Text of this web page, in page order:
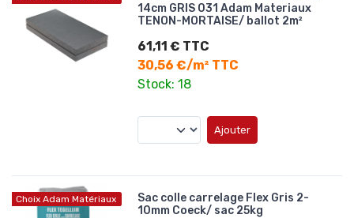
14cm GRIS 031 Adam Materiaux
TENON-MORTAISE/ ballot 2m²
61,11 € TTC
30,56 €/m² TTC
Stock: 18
Ajouter
Choix Adam Matériaux
Sac colle carrelage Flex Gris 2-
10mm Coeck/ sac 25kg